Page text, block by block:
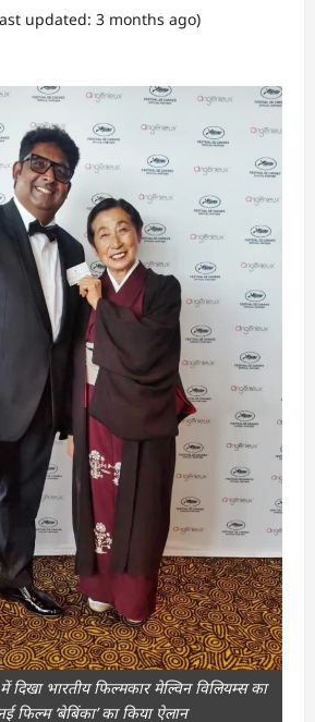
updated: 3 months ago)
दिखा भारतीय फिल्मकार मेल्विन विलियम्स का
फिल्म ‘बेबिंका’ का किया ऐलान